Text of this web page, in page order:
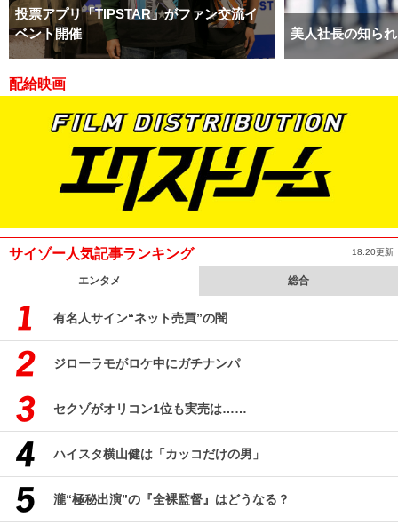
投票アプリ「TIPSTAR」がファン交流イ
ベント開催
美人社長の知ら
配給映画
サイゾー人気記事ランキング 18:20更新
エンタメ 総合
有名人サイン“ネット売買”の闇
ジローラモがロケ中にガチナンパ
セクゾがオリコン1位も実売は……
ハイスタ横山健は「カッコだけの男」
瀧“極秘出演”の『全裸監督』はどうなる？